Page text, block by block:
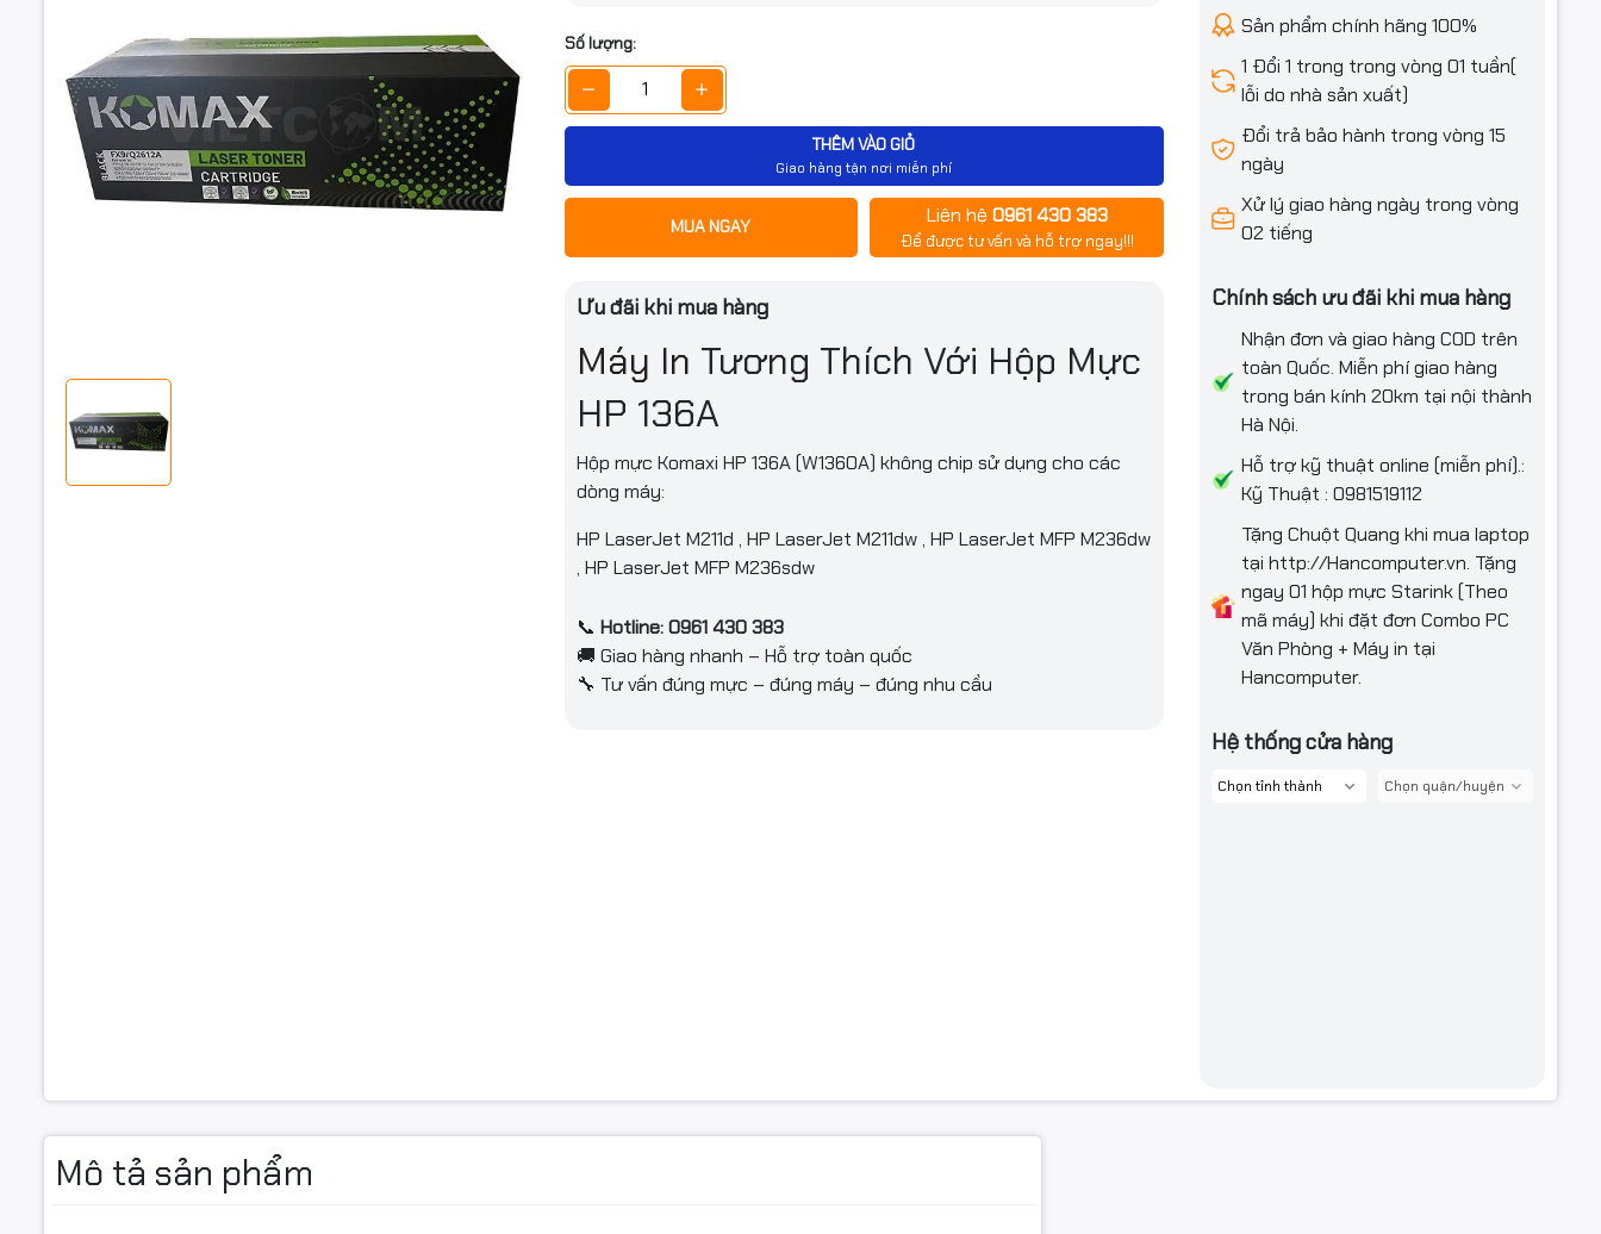
Số lượng:
THÊM VÀO GIỎ
Giao hàng tận nơi miễn phí
MUA NGAY Liên hệ 0961 430 383
Để được tư vấn và hỗ trợ ngay!!!
Ưu đãi khi mua hàng
Máy In Tương Thích Với Hộp Mực
HP 136A
Hộp mực Komaxi HP 136A (W1360A) không chip sử dụng cho các
dòng máy:
HP LaserJet M211d , HP LaserJet M211dw , HP LaserJet MFP M236dw
, HP LaserJet MFP M236sdw
📞 Hotline: 0961 430 383
🚚 Giao hàng nhanh – Hỗ trợ toàn quốc
🔧 Tư vấn đúng mực – đúng máy – đúng nhu cầu
Sản phẩm chính hãng 100%
1 Đổi 1 trong trong vòng 01 tuần(
lỗi do nhà sản xuất)
Đổi trả bảo hành trong vòng 15
ngày
Xử lý giao hàng ngày trong vòng
02 tiếng
Chính sách ưu đãi khi mua hàng
Nhận đơn và giao hàng COD trên
toàn Quốc. Miễn phí giao hàng
trong bán kính 20km tại nội thành
Hà Nội.
Hỗ trợ kỹ thuật online (miễn phí).:
Kỹ Thuật : 0981519112
Tặng Chuột Quang khi mua laptop
tại http://Hancomputer.vn. Tặng
ngay 01 hộp mực Starink (Theo
mã máy) khi đặt đơn Combo PC
Văn Phòng + Máy in tại
Hancomputer.
Hệ thống cửa hàng
Mô tả sản phẩm
M211d/dw/M236dw/sdw ( Không
370.000₫
GỬI THÔNG TIN